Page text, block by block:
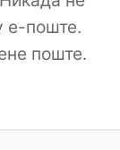
е-поште.
поште.